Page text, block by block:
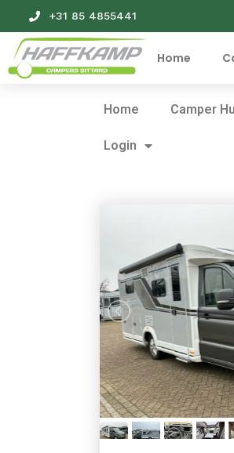
+31 85 4855441
Home
Home Camper
Login